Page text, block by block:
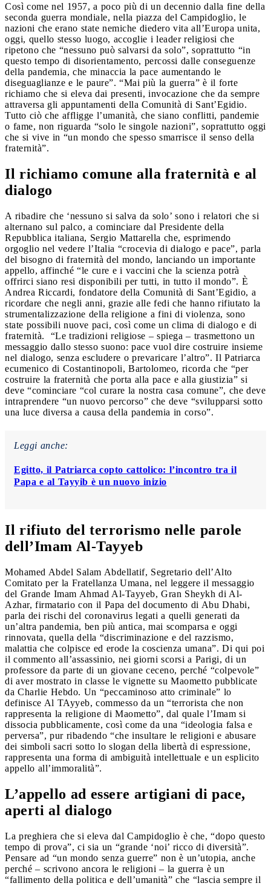
Così come nel 1957, a poco più di un decennio dalla fine della
seconda guerra mondiale, nella piazza del Campidoglio, le
nazioni che erano state nemiche diedero vita all’Europa unita,
oggi, quello stesso luogo, accoglie i leader religiosi che
ripetono che “nessuno può salvarsi da solo”, soprattutto “in
questo tempo di disorientamento, percossi dalle conseguenze
della pandemia, che minaccia la pace aumentando le
diseguaglianze e le paure”. “Mai più la guerra” è il forte
richiamo che si eleva dai presenti, invocazione che da sempre
attraversa gli appuntamenti della Comunità di Sant’Egidio.
Tutto ciò che affligge l’umanità, che siano conflitti, pandemie
o fame, non riguarda “solo le singole nazioni”, soprattutto oggi
che si vive in “un mondo che spesso smarrisce il senso della
fraternità”.
Il richiamo comune alla fraternità e al
dialogo
A ribadire che ‘nessuno si salva da solo’ sono i relatori che si
alternano sul palco, a cominciare dal Presidente della
Repubblica italiana, Sergio Mattarella che, esprimendo
orgoglio nel vedere l’Italia “crocevia di dialogo e pace”, parla
del bisogno di fraternità del mondo, lanciando un importante
appello, affinché “le cure e i vaccini che la scienza potrà
offrirci siano resi disponibili per tutti, in tutto il mondo”. È
Andrea Riccardi, fondatore della Comunità di Sant’Egidio, a
ricordare che negli anni, grazie alle fedi che hanno rifiutato la
strumentalizzazione della religione a fini di violenza, sono
state possibili nuove paci, così come un clima di dialogo e di
fraternità. “Le tradizioni religiose – spiega – trasmettono un
messaggio dallo stesso suono: pace vuol dire costruire insieme
nel dialogo, senza escludere o prevaricare l’altro”. Il Patriarca
ecumenico di Costantinopoli, Bartolomeo, ricorda che “per
costruire la fraternità che porta alla pace e alla giustizia” si
deve “cominciare “col curare la nostra casa comune”, che deve
intraprendere “un nuovo percorso” che deve “svilupparsi sotto
una luce diversa a causa della pandemia in corso”.
Leggi anche:
Egitto, il Patriarca copto cattolico: l’incontro tra il
Papa e al Tayyib è un nuovo inizio
Il rifiuto del terrorismo nelle parole
dell’Imam Al-Tayyeb
Mohamed Abdel Salam Abdellatif, Segretario dell’Alto
Comitato per la Fratellanza Umana, nel leggere il messaggio
del Grande Imam Ahmad Al-Tayyeb, Gran Sheykh di Al-
Azhar, firmatario con il Papa del documento di Abu Dhabi,
parla dei rischi del coronavirus legati a quelli generati da
un’altra pandemia, ben più antica, mai scomparsa e oggi
rinnovata, quella della “discriminazione e del razzismo,
malattia che colpisce ed erode la coscienza umana”. Di qui poi
il commento all’assassinio, nei giorni scorsi a Parigi, di un
professore da parte di un giovane ceceno, perché “colpevole”
di aver mostrato in classe le vignette su Maometto pubblicate
da Charlie Hebdo. Un “peccaminoso atto criminale” lo
definisce Al TAyyeb, commesso da un “terrorista che non
rappresenta la religione di Maometto”, dal quale l’Imam si
dissocia pubblicamente, così come da una “ideologia falsa e
perversa”, pur ribadendo “che insultare le religioni e abusare
dei simboli sacri sotto lo slogan della libertà di espressione,
rappresenta una forma di ambiguità intellettuale e un esplicito
appello all’immoralità”.
L’appello ad essere artigiani di pace,
aperti al dialogo
La preghiera che si eleva dal Campidoglio è che, “dopo questo
tempo di prova”, ci sia un “grande ‘noi’ ricco di diversità”.
Pensare ad “un mondo senza guerre” non è un’utopia, anche
perché – scrivono ancora le religioni – la guerra è un
“fallimento della politica e dell’umanità” che “lascia sempre il